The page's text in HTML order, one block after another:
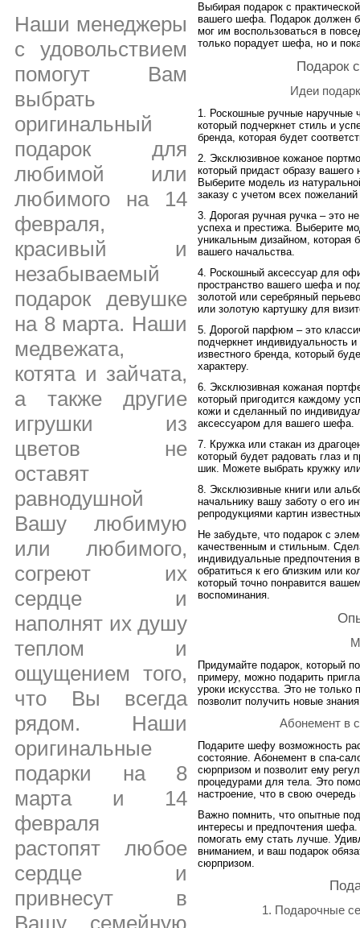
Наши менеджеры
с удовольствием
помогут Вам
выбрать
оригинальный
подарок для
любимой или
любимого на 14
февраля,
красивый и
незабываемый
подарок девушке
на 8 марта. Наши
медвежата,
котята и зайчата,
а также другие
игрушки из
цветов не
оставят
равнодушной
Вашу любимую
или любимого,
согреют их
сердце и
наполнят их душу
теплом и
ощущением того,
что Вы всегда
рядом. Наши
оригинальные
подарки на 8
марта и 14
февраля
растопят любое
сердце и
привнесут в
Вашу семейную
Выбирая подарок с
вашего шефа. Подарок должен
мог им воспользоваться в
только порадует шефа, но и
Подарок
Идеи
1. Роскошные ручные наручные
который подчеркнет стиль и
бренда, которая будет
2. Эксклюзивное кожаное
который придаст образу
Выберите модель из
заказу с учетом всех
3. Дорогая ручная ручка – это
успеха и престижа. Выберите
уникальным дизайном, которая
вашего начальства.
4. Роскошный аксессуар для
пространство вашего шефа и
золотой или серебряный
или золотую картушку для
5. Дорогой парфюм – это
подчеркнет индивидуальность
известного бренда, который
характеру.
6. Эксклюзивная кожаная
который пригодится каждому
кожи и сделанный по
аксессуаром для вашего шефа.
7. Кружка или стакан из
который будет радовать глаз и
шик. Можете выбрать кружку
8. Эксклюзивные книги или
начальнику вашу заботу о его
репродукциями картин
Не забудьте, что подарок с
качественным и стильным.
индивидуальные предпочтения
обратиться к его близким или
который точно понравится
воспоминания.
Придумайте подарок, который
примеру, можно подарить
уроки искусства. Это не
позволит получить новые
Абонемент в
Подарите шефу возможность
состояние. Абонемент в спа-
сюрпризом и позволит ему
процедурами для тела. Это
настроение, что в свою
Важно помнить, что опытные
интересы и предпочтения
помогать ему стать лучше.
вниманием, и ваш подарок
сюрпризом.
1. Подарочные